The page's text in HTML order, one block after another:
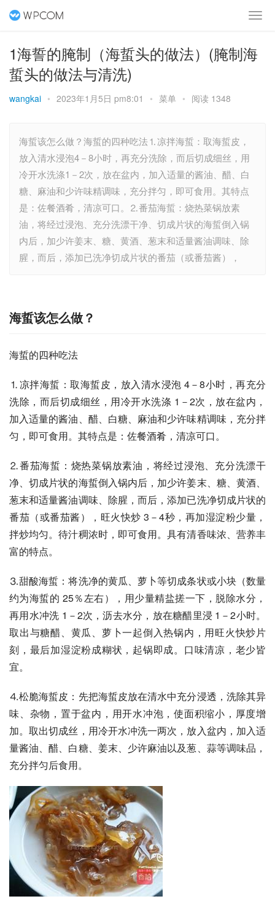
1海誓的腌制（海蜇头的做法）(腌制海
蜇头的做法与清洗)
wangkai • 2023年1月5日 pm8:01 • 菜单 • 阅读 1348
海蜇该怎么做？海蜇的四种吃法⒈凉拌海蜇：取海蜇皮，
放入清水浸泡4－8小时，再充分洗除，而后切成细丝，用
冷开水洗涤1－2次，放在盆内，加入适量的酱油、醋、白
糖、麻油和少许味精调味，充分拌匀，即可食用。其特点
是：佐餐酒肴，清凉可口。⒉番茄海蜇：烧热菜锅放素
油，将经过浸泡、充分洗漂干净、切成片状的海蜇倒入锅
内后，加少许姜末、糖、黄酒、葱末和适量酱油调味、除
腥，而后，添加已洗净切成片状的番茄（或番茄酱），
海蜇该怎么做？
海蜇的四种吃法
⒈凉拌海蜇：取海蜇皮，放入清水浸泡 4－8小时，再充分
洗除，而后切成细丝，用冷开水洗涤 1－2次，放在盆内，
加入适量的酱油、醋、白糖、麻油和少许味精调味，充分拌
匀，即可食用。其特点是：佐餐酒肴，清凉可口。
⒉番茄海蜇：烧热菜锅放素油，将经过浸泡、充分洗漂干
净、切成片状的海蜇倒入锅内后，加少许姜末、糖、黄酒、
葱末和适量酱油调味、除腥，而后，添加已洗净切成片状的
番茄（或番茄酱），旺火快炒 3－4秒，再加湿淀粉少量，
拌炒均匀。待汁稠浓时，即可食用。具有清香味浓、营养丰
富的特点。
⒊甜酸海蜇：将洗净的黄瓜、萝卜等切成条状或小块（数量
约为海蜇的 25％左右），用少量精盐搓一下，脱除水分，
再用水冲洗 1－2次，沥去水分，放在糖醋里浸 1－2小时。
取出与糖醋、黄瓜、萝卜一起倒入热锅内，用旺火快炒片
刻，最后加湿淀粉成糊状，起锅即成。口味清凉，老少皆
宜。
⒋松脆海蜇皮：先把海蜇皮放在清水中充分浸透，洗除其异
味、杂物，置于盆内，用开水冲泡，使面积缩小，厚度增
加。取出切成丝，用冷开水冲洗一两次，放入盆内，加入适
量酱油、醋、白糖、姜末、少许麻油以及葱、蒜等调味品，
充分拌匀后食用。